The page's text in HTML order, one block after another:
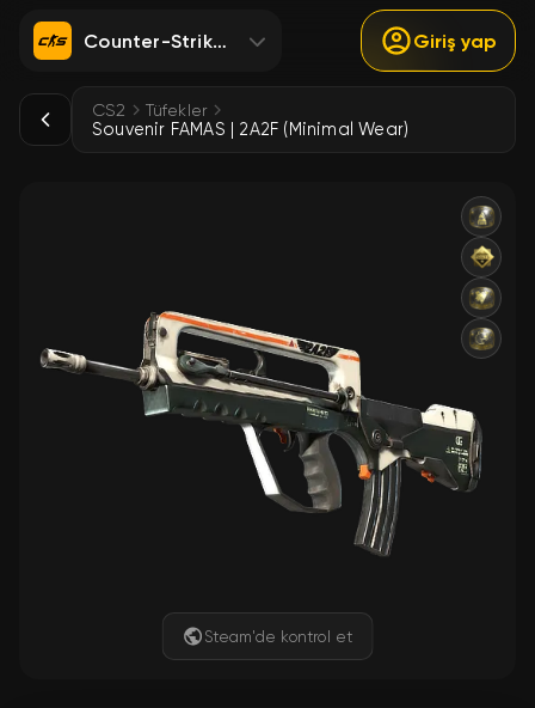
Counter-Strike 2 Giriş yap
CS2 Tüfekler
Souvenir FAMAS | 2A2F (Minimal Wear)
Steam'de kontrol et